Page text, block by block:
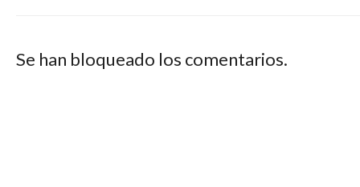
Se han bloqueado los comentarios.